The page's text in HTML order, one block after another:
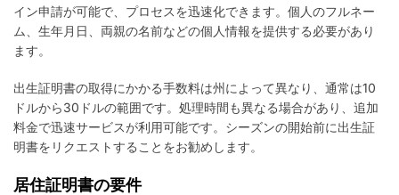
イン申請が可能で、プロセスを迅速化できます。個人のフルネー
ム、生年月日、両親の名前などの個人情報を提供する必要があり
ます。
出生証明書の取得にかかる手数料は州によって異なり、通常は10
ドルから30ドルの範囲です。処理時間も異なる場合があり、追加
料金で迅速サービスが利用可能です。シーズンの開始前に出生証
明書をリクエストすることをお勧めします。
居住証明書の要件